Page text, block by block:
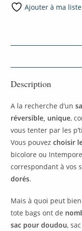
Ajouter à ma
Description
A la recherche d’un
réversible, unique,
vous tenter par les
Vous pouvezchoisir
bicolore ou
correspondant à vos
dorés.
Mais à quoi peut
tote bags ont de
sac pour doudou,